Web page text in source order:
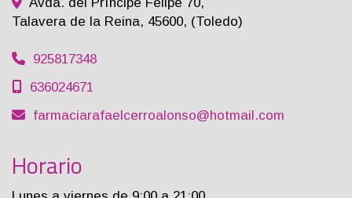
Talavera de la Reina, 45600, (Toledo)
925817348
636024671
farmaciarafaelcerroalonso
hotmail.com
Horario